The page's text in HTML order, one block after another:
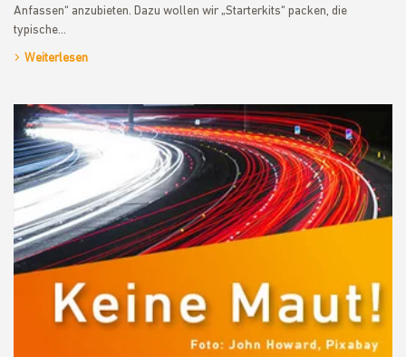
Anfassen“ anzubieten. Dazu wollen wir „Starterkits“ packen, die
typische…
Weiterlesen